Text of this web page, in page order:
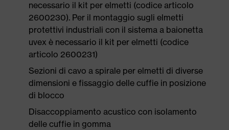
necessario il kit per elmetti (codice articolo
2600230). Per il montaggio sugli elmetti
protettivi industriali con il sistema a baionetta
uvex è necessario il kit per elmetti (codice
articolo 2600231)
Sezioni di cavo a spirale per elmetti di diverse
dimensioni e fissaggio delle cuffie in posizione
di blocco
Disaccoppiamento acustico con isolamento
delle cuffie in gomma